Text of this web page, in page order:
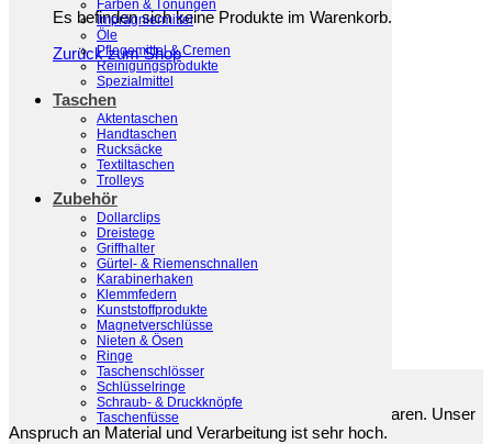
Es befinden sich keine Produkte im Warenkorb.
Zurück zum Shop
Farben & Tönungen
Imprägniermittel
Öle
Pflegemittel & Cremen
Reinigungsprodukte
Spezialmittel
Taschen
Aktentaschen
Handtaschen
Rucksäcke
Textiltaschen
Trolleys
Zubehör
Dollarclips
Dreistege
Griffhalter
Gürtel- & Riemenschnallen
Karabinerhaken
Klemmfedern
Kunststoffprodukte
Magnetverschlüsse
Nieten & Ösen
Ringe
Taschenschlösser
Schlüsselringe
Schraub- & Druckknöpfe
Taschenfüsse
Schnellansicht
Gürtelschliessen 40 mm 074-N1 Altschwarz
Versandkosten
Filtern nach Preis
Min. Preis
Filtern nach Ausführung
40 mm (1)
Filtern nach Farbe
Altschwarz (1)
Seit Jahrzehnten arbeiten und handeln wir mit Lederwaren. Unser
Anspruch an Material und Verarbeitung ist sehr hoch.